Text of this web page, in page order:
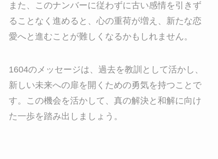
また、このナンバーに従わずに古い感情を引きず
ることなく進めると、心の重荷が増え、新たな恋
愛へと進むことが難しくなるかもしれません。
1604のメッセージは、過去を教訓として活かし、
新しい未来への扉を開くための勇気を持つことで
す。この機会を活かして、真の解決と和解に向け
た一歩を踏み出しましょう。